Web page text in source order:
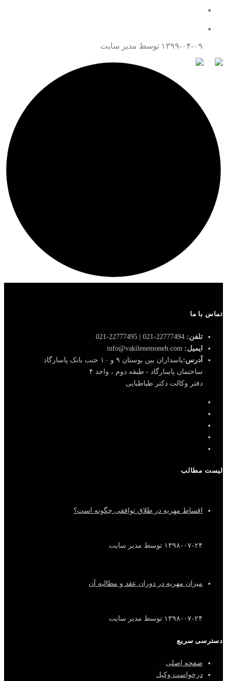
۱۳۹۹-۰۴-۰۹ توسط مدیر سایت
تماس با ما
تلفن:
ایمیل:
آدرس:پاسداران بین بوستان ۹ و ۱۰ جنب بانک پاسارگاد
ساختمان پاسارگاد - طبقه دوم ، واحد ۴
دفتر وکالت دکتر طباطبایی
لیست مطالب
اقساط مهریه در طلاق توافقی چگونه است؟
۱۳۹۸-۰۷-۲۴ توسط مدیر سایت
میزان مهریه در دوران عقد و مطالبه آن
۱۳۹۸-۰۷-۲۴ توسط مدیر سایت
دسترسی سریع
صفحه اصلی
درخواست وکیل